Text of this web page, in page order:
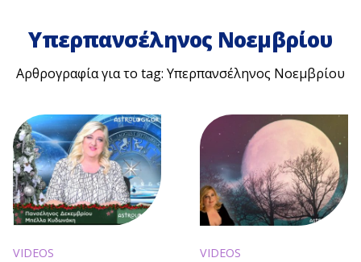
Υπερπανσέληνος Νοεμβρίου
Αρθρογραφία για το tag: Υπερπανσέληνος Νοεμβρίου
VIDEOS VIDEOS